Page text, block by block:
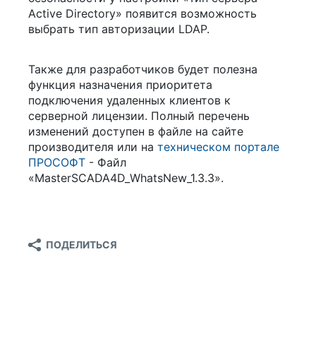
Active Directory» появится возможность
выбрать тип авторизации LDAP.
Также для разработчиков будет полезна
функция назначения приоритета
подключения удаленных клиентов к
серверной лицензии. Полный перечень
изменений доступен в файле на сайте
производителя или на техническом портале
ПРОСОФТ - Файл
«MasterSCADA4D_WhatsNew_1.3.3».
ПОДЕЛИТЬСЯ